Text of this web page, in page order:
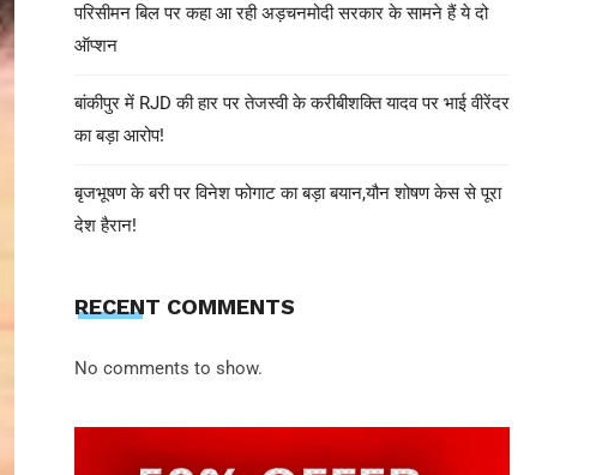
परिसीमन बिल पर कहा आ रही अड़चनमोदी सरकार के सामने हैं ये दो
ऑप्शन
बांकीपुर में RJD की हार पर तेजस्वी के करीबीशक्ति यादव पर भाई वीरेंदर
का बड़ा आरोप!
बृजभूषण के बरी पर विनेश फोगाट का बड़ा बयान,यौन शोषण केस से पूरा
देश हैरान!
RECENT COMMENTS
No comments to show.